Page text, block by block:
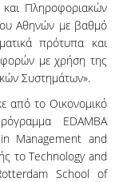
και Πληροφοριακών
Αθηνών με βαθμό
πρότυπα και
με χρήση της
Συστημάτων».
από το Οικονομικό
EDAMBA
Management and
το Technology and
School of